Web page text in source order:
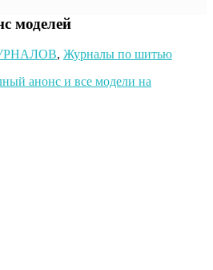
моделей
, Журналы по шитью
анонс и все модели на